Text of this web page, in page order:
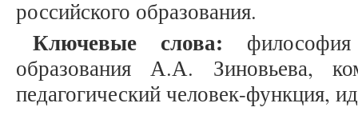
российского образования.
Ключевые слова:
образования А.А. Зиновьева,
педагогический человек-функция,